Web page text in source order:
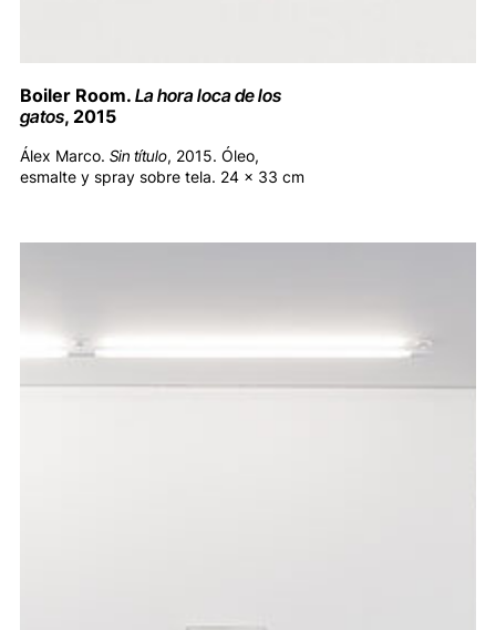
Boiler Room. La hora loca de los
gatos, 2015
Álex Marco. Sin título, 2015. Óleo,
esmalte y spray sobre tela. 24 x 33 cm